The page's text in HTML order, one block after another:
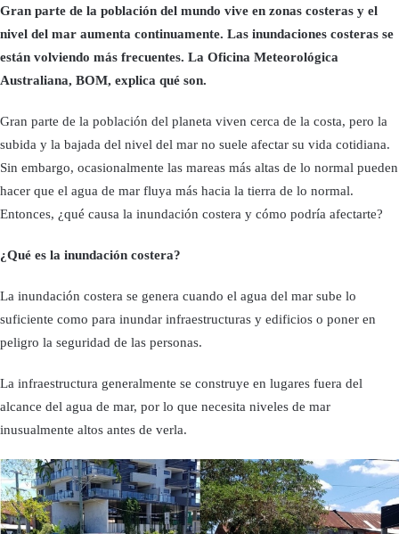
Gran parte de la población del mundo vive en zonas costeras y el
nivel del mar aumenta continuamente. Las inundaciones costeras se
están volviendo más frecuentes. La Oficina Meteorológica
Australiana, BOM, explica qué son.
Gran parte de la población del planeta viven cerca de la costa, pero la
subida y la bajada del nivel del mar no suele afectar su vida cotidiana.
Sin embargo, ocasionalmente las mareas más altas de lo normal pueden
hacer que el agua de mar fluya más hacia la tierra de lo normal.
Entonces, ¿qué causa la inundación costera y cómo podría afectarte?
¿Qué es la inundación costera?
La inundación costera se genera cuando el agua del mar sube lo
suficiente como para inundar infraestructuras y edificios o poner en
peligro la seguridad de las personas.
La infraestructura generalmente se construye en lugares fuera del
alcance del agua de mar, por lo que necesita niveles de mar
inusualmente altos antes de verla.